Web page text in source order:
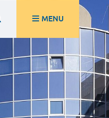
MENU